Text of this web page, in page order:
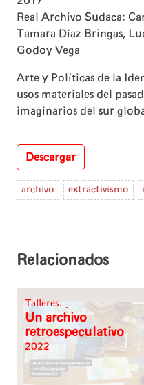
Real Archivo Sudaca:
Tamara Díaz Bringas,
Godoy Vega
Arte y Políticas de la
usos materiales del
imaginarios del sur
Descargar
archivo extractivismo
Relacionados
Talleres:
Un archivo
retroespeculativo
2022